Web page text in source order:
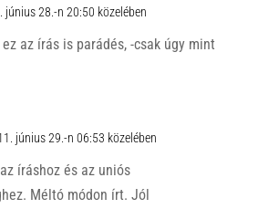
június 28.-n 20:50 közelében
az írás is parádés, -csak úgy mint
június 29.-n 06:53 közelében
íráshoz és az uniós
Méltó módon írt. Jól